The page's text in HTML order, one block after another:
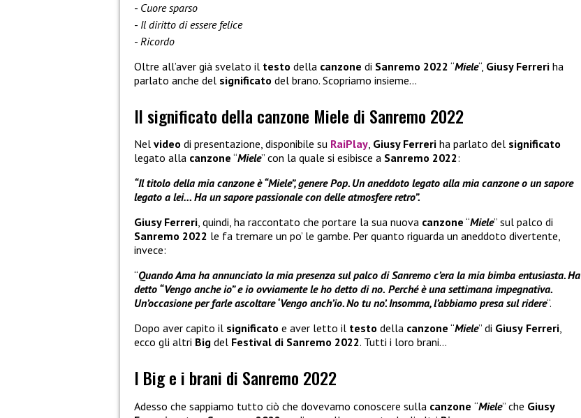
Cuore sparso
Il diritto di essere felice
Ricordo
Oltre all’aver già svelato il testo della canzone di Sanremo 2022 “Miele“, Giusy Ferreri ha
parlato anche del significato del brano. Scopriamo insieme…
Il significato della canzone Miele di Sanremo 2022
Nel video di presentazione, disponibile su RaiPlay, Giusy Ferreri ha parlato del significato
legato alla canzone “Miele” con la quale si esibisce a Sanremo 2022:
“Il titolo della mia canzone è “Miele”, genere Pop. Un aneddoto legato alla mia canzone o un sapore
legato a lei… Ha un sapore passionale con delle atmosfere retro”.
Giusy Ferreri, quindi, ha raccontato che portare la sua nuova canzone “Miele” sul palco di
Sanremo 2022 le fa tremare un po’ le gambe. Per quanto riguarda un aneddoto divertente,
invece:
“Quando Ama ha annunciato la mia presenza sul palco di Sanremo c’era la mia bimba entusiasta. Ha
detto “Vengo anche io” e io ovviamente le ho detto di no. Perché è una settimana impegnativa.
Un’occasione per farle ascoltare ‘Vengo anch’io. No tu no’. Insomma, l’abbiamo presa sul ridere“.
Dopo aver capito il significato e aver letto il testo della canzone “Miele” di Giusy Ferreri,
ecco gli altri Big del Festival di Sanremo 2022. Tutti i loro brani…
I Big e i brani di Sanremo 2022
Adesso che sappiamo tutto ciò che dovevamo conoscere sulla canzone “Miele” che Giusy